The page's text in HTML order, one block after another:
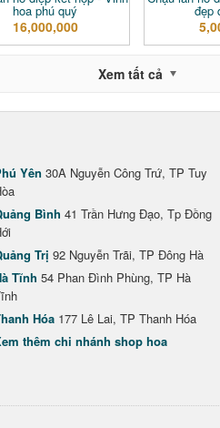
hoa phú quý
16,000,000
đẹp
Xem tất cả
Yên 30A Nguyễn Công Trứ, TP Tuy
Bình 41 Trần Hưng Đạo, Tp Đồng
Trị 92 Nguyễn Trãi, TP Đông Hà
Tĩnh 54 Phan Đình Phùng, TP Hà
Hóa 177 Lê Lai, TP Thanh Hóa
thêm chi nhánh shop hoa